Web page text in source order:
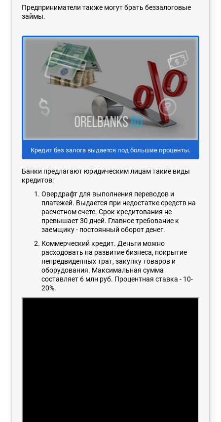
Предприниматели также могут брать беззалоговые
займы.
Кредит без залога выдается под большие проценты.
Банки предлагают юридическим лицам такие виды
кредитов:
Овердрафт для выполнения переводов и
платежей. Выдается при недостатке средств на
расчетном счете. Срок кредитования не
превышает 30 дней. Главное требование к
заемщику - постоянный оборот денег.
Коммерческий кредит. Деньги можно
расходовать на развитие бизнеса, покрытие
непредвиденных трат, закупку товаров и
оборудования. Максимальная сумма
составляет 6 млн руб. Процентная ставка - 10-
20%.